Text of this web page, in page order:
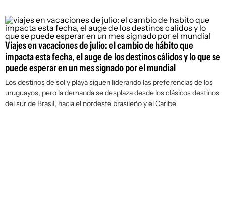
Viajes en vacaciones de julio: el cambio de hábito que
impacta esta fecha, el auge de los destinos cálidos y lo que se
puede esperar en un mes signado por el mundial
Los destinos de sol y playa siguen liderando las preferencias de los
uruguayos, pero la demanda se desplaza desde los clásicos destinos
del sur de Brasil, hacia el nordeste brasileño y el Caribe